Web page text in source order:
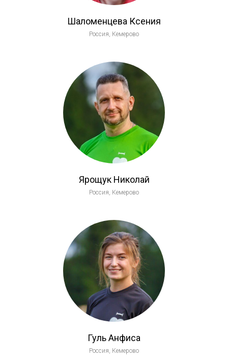
Шаломенцева Ксения
Россия, Кемерово
Ярощук Николай
Россия, Кемерово
Гуль Анфиса
Россия, Кемерово